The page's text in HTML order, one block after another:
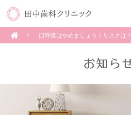
口呼吸はやめましょう！リスクは？